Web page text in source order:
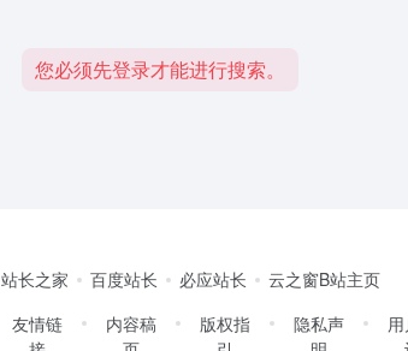
您必须先登录才能进行搜索。
站长之家 百度站长 必应站长
云之窗B站主页
友情链
内容稿
版权指
隐私声